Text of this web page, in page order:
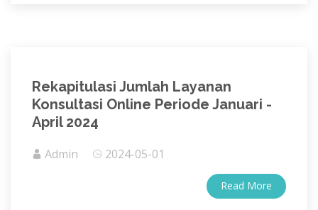
Rekapitulasi Jumlah Layanan
Konsultasi Online Periode Januari -
April 2024
Admin 2024-05-01
Read More